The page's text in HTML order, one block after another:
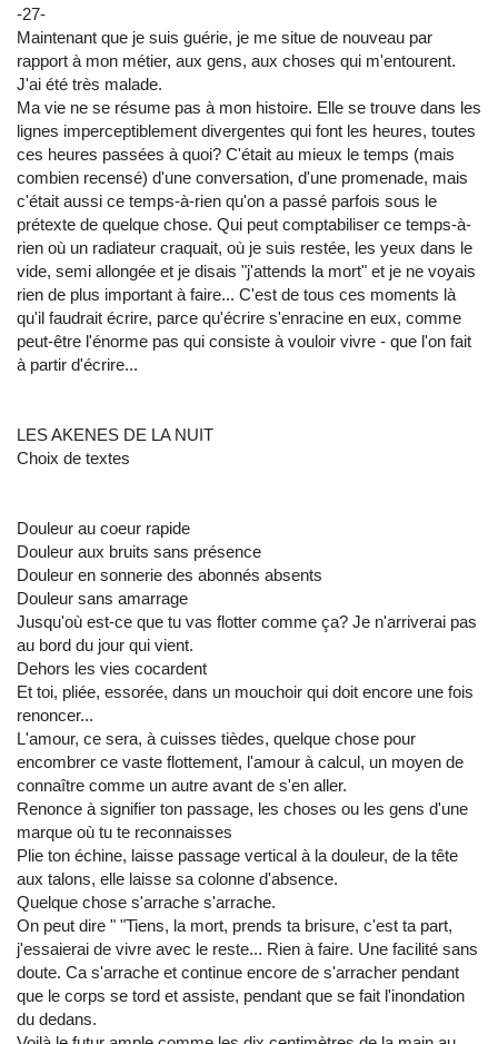
-27-
Maintenant que je suis guérie, je me situe de nouveau par
rapport à mon métier, aux gens, aux choses qui m'entourent.
J'ai été très malade.
Ma vie ne se résume pas à mon histoire. Elle se trouve dans les
lignes imperceptiblement divergentes qui font les heures, toutes
ces heures passées à quoi? C'était au mieux le temps (mais
combien recensé) d'une conversation, d'une promenade, mais
c'était aussi ce temps-à-rien qu'on a passé parfois sous le
prétexte de quelque chose. Qui peut comptabiliser ce temps-à-
rien où un radiateur craquait, où je suis restée, les yeux dans le
vide, semi allongée et je disais "j'attends la mort" et je ne voyais
rien de plus important à faire... C'est de tous ces moments là
qu'il faudrait écrire, parce qu'écrire s'enracine en eux, comme
peut-être l'énorme pas qui consiste à vouloir vivre - que l'on fait
à partir d'écrire...
LES AKENES DE LA NUIT
Choix de textes
Douleur au coeur rapide
Douleur aux bruits sans présence
Douleur en sonnerie des abonnés absents
Douleur sans amarrage
Jusqu'où est-ce que tu vas flotter comme ça? Je n'arriverai pas
au bord du jour qui vient.
Dehors les vies cocardent
Et toi, pliée, essorée, dans un mouchoir qui doit encore une fois
renoncer...
L'amour, ce sera, à cuisses tièdes, quelque chose pour
encombrer ce vaste flottement, l'amour à calcul, un moyen de
connaître comme un autre avant de s'en aller.
Renonce à signifier ton passage, les choses ou les gens d'une
marque où tu te reconnaisses
Plie ton échine, laisse passage vertical à la douleur, de la tête
aux talons, elle laisse sa colonne d'absence.
Quelque chose s'arrache s'arrache.
On peut dire " "Tiens, la mort, prends ta brisure, c'est ta part,
j'essaierai de vivre avec le reste... Rien à faire. Une facilité sans
doute. Ca s'arrache et continue encore de s'arracher pendant
que le corps se tord et assiste, pendant que se fait l'inondation
du dedans.